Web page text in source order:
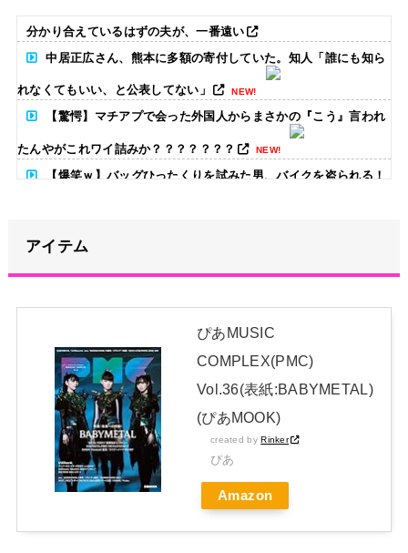
分かり合えているはずの夫が、一番遠い
中居正広さん、熊本に多額の寄付していた。知人「誰にも知ら
れなくてもいい、と公表してない」 NEW!
【驚愕】マチアプで会った外国人からまさかの『こう』言われ
たんやがこれワイ詰みか？？？？？？？ NEW!
【爆笑ｗ】バッグひったくりを試みた男、バイクを盗られる！
【画像】朝倉未来の私服がガチでかっこいい！ NEW!
アンチ「池田は歌もダンスも下手！」←学業と両立してるんだ
からレッスンに参加出来なくて当たり前だろ？？？
日本独自企画・限定生産盤「METAL FORTH (DELUXE
JAPAN EDITION)」着弾
【BABYMETAL】METAL FORTH DELUXE JAPAN EDITION
開封レビュー!
アイテム
ぴあMUSIC
COMPLEX(PMC)
Vol.36(表紙:BABYMETAL)
(ぴあMOOK)
created byRinker
ぴあ
Amazon